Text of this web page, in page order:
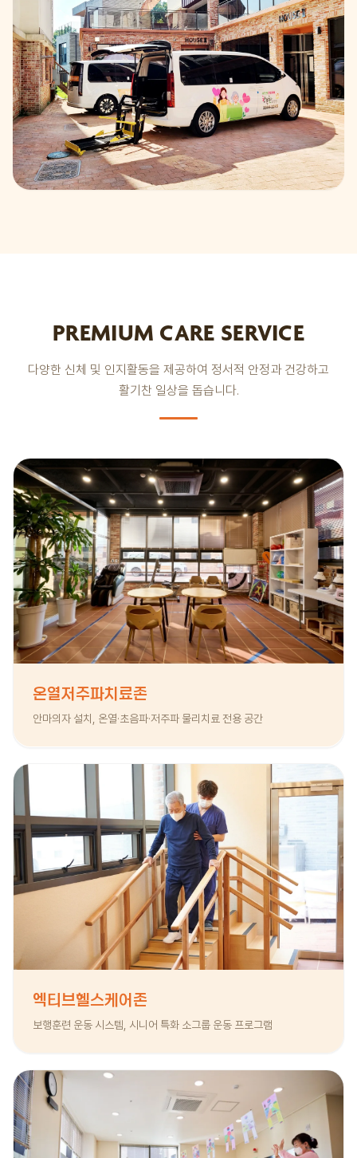
PREMIUM CARE SERVICE
다양한 신체 및 인지활동을 제공하여 정서적 안정과 건강하고
활기찬 일상을 돕습니다.
온열저주파치료존
안마의자 설치, 온열·초음파·저주파 물리치료 전용 공간
엑티브헬스케어존
보행훈련 운동 시스템, 시니어 특화 소그룹 운동 프로그램